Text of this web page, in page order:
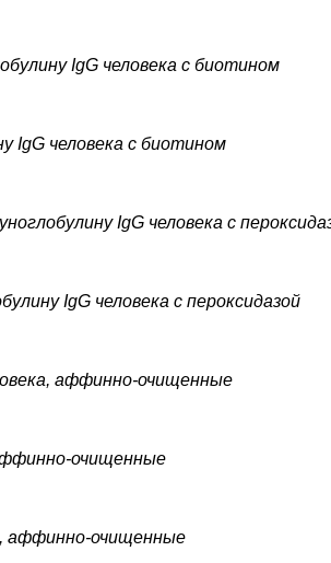
IgG человека с биотином
IgG человека с биотином
IgG человека с
IgG человека с пероксидазой
аффинно-очищенные
очищенные
аффинно-очищенные